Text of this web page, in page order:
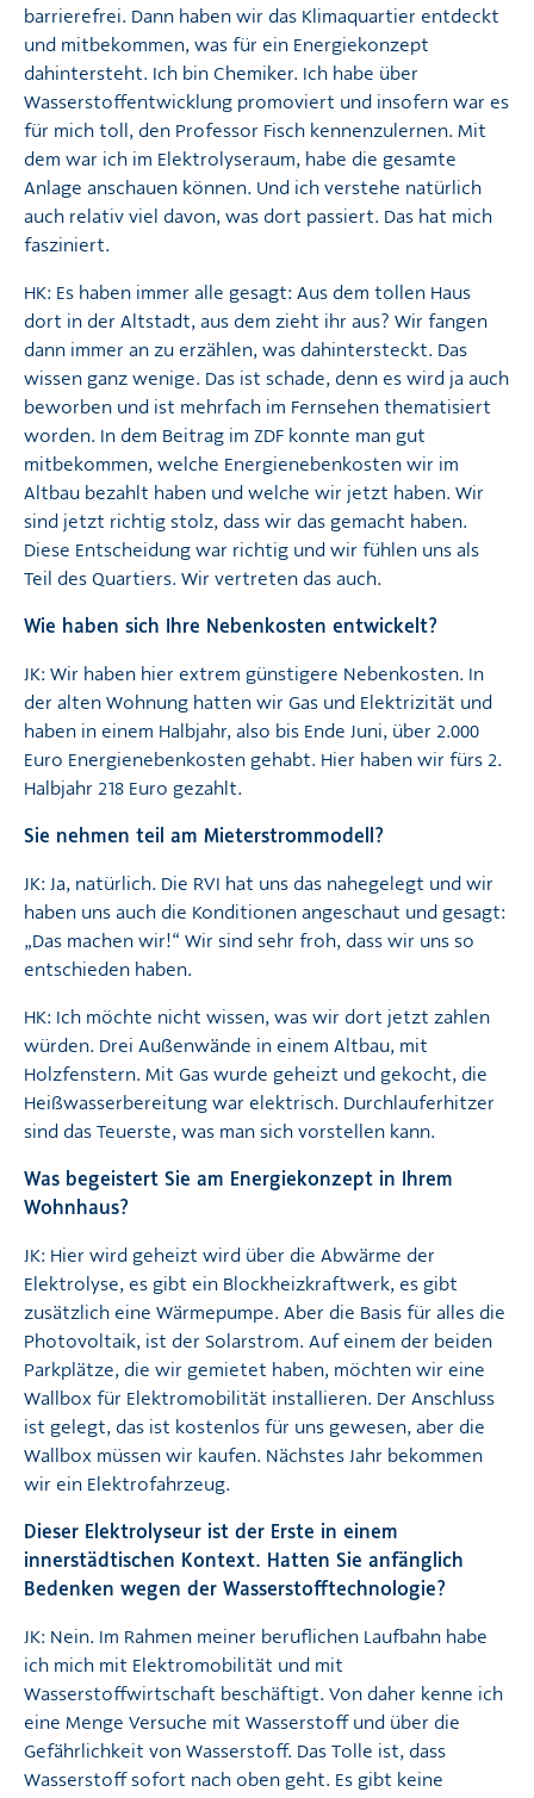
barrierefrei. Dann haben wir das Klimaquartier entdeckt
und mitbekommen, was für ein Energiekonzept
dahintersteht. Ich bin Chemiker. Ich habe über
Wasserstoffentwicklung promoviert und insofern war es
für mich toll, den Professor Fisch kennenzulernen. Mit
dem war ich im Elektrolyseraum, habe die gesamte
Anlage anschauen können. Und ich verstehe natürlich
auch relativ viel davon, was dort passiert. Das hat mich
fasziniert.
HK: Es haben immer alle gesagt: Aus dem tollen Haus
dort in der Altstadt, aus dem zieht ihr aus? Wir fangen
dann immer an zu erzählen, was dahintersteckt. Das
wissen ganz wenige. Das ist schade, denn es wird ja auch
beworben und ist mehrfach im Fernsehen thematisiert
worden. In dem Beitrag im ZDF konnte man gut
mitbekommen, welche Energienebenkosten wir im
Altbau bezahlt haben und welche wir jetzt haben. Wir
sind jetzt richtig stolz, dass wir das gemacht haben.
Diese Entscheidung war richtig und wir fühlen uns als
Teil des Quartiers. Wir vertreten das auch.
Wie haben sich Ihre Nebenkosten entwickelt?
JK: Wir haben hier extrem günstigere Nebenkosten. In
der alten Wohnung hatten wir Gas und Elektrizität und
haben in einem Halbjahr, also bis Ende Juni, über 2.000
Euro Energienebenkosten gehabt. Hier haben wir fürs 2.
Halbjahr 218 Euro gezahlt.
Sie nehmen teil am Mieterstrommodell?
JK: Ja, natürlich. Die RVI hat uns das nahegelegt und wir
haben uns auch die Konditionen angeschaut und gesagt:
„Das machen wir!“ Wir sind sehr froh, dass wir uns so
entschieden haben.
HK: Ich möchte nicht wissen, was wir dort jetzt zahlen
würden. Drei Außenwände in einem Altbau, mit
Holzfenstern. Mit Gas wurde geheizt und gekocht, die
Heißwasserbereitung war elektrisch. Durchlauferhitzer
sind das Teuerste, was man sich vorstellen kann.
Was begeistert Sie am Energiekonzept in Ihrem
Wohnhaus?
JK: Hier wird geheizt wird über die Abwärme der
Elektrolyse, es gibt ein Blockheizkraftwerk, es gibt
zusätzlich eine Wärmepumpe. Aber die Basis für alles die
Photovoltaik, ist der Solarstrom. Auf einem der beiden
Parkplätze, die wir gemietet haben, möchten wir eine
Wallbox für Elektromobilität installieren. Der Anschluss
ist gelegt, das ist kostenlos für uns gewesen, aber die
Wallbox müssen wir kaufen. Nächstes Jahr bekommen
wir ein Elektrofahrzeug.
Dieser Elektrolyseur ist der Erste in einem
innerstädtischen Kontext. Hatten Sie anfänglich
Bedenken wegen der Wasserstofftechnologie?
JK: Nein. Im Rahmen meiner beruflichen Laufbahn habe
ich mich mit Elektromobilität und mit
Wasserstoffwirtschaft beschäftigt. Von daher kenne ich
eine Menge Versuche mit Wasserstoff und über die
Gefährlichkeit von Wasserstoff. Das Tolle ist, dass
Wasserstoff sofort nach oben geht. Es gibt keine